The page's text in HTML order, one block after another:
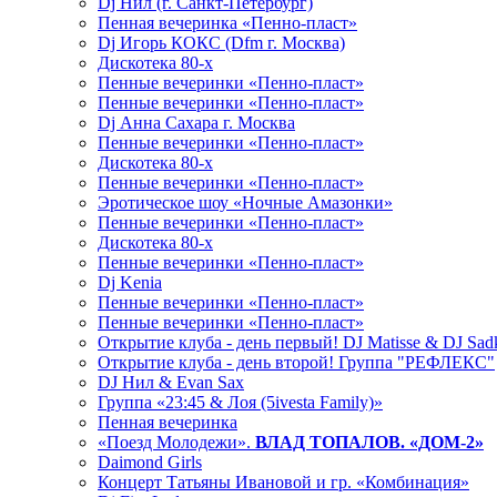
Пенная вечеринка «Пенно-пласт»
Dj Игорь КОКС (Dfm г. Москва)
Дискотека 80-х
Пенные вечеринки «Пенно-пласт»
Пенные вечеринки «Пенно-пласт»
Dj Анна Сахара г. Москва
Пенные вечеринки «Пенно-пласт»
Дискотека 80-х
Пенные вечеринки «Пенно-пласт»
Эротическое шоу «Ночные Амазонки»
Пенные вечеринки «Пенно-пласт»
Дискотека 80-х
Пенные вечеринки «Пенно-пласт»
Dj Kenia
Пенные вечеринки «Пенно-пласт»
Пенные вечеринки «Пенно-пласт»
Открытие клуба - день первый! DJ Matisse & DJ
Открытие клуба - день второй! Группа "РЕФЛЕКС"
DJ Нил & Evan Sax
Группа «23:45 & Лоя (5ivesta Family)»
Пенная вечеринка
«Поезд Молодежи». ВЛАД ТОПАЛОВ. «ДОМ-2»
Daimond Girls
Концерт Татьяны Ивановой и гр. «Комбинация»